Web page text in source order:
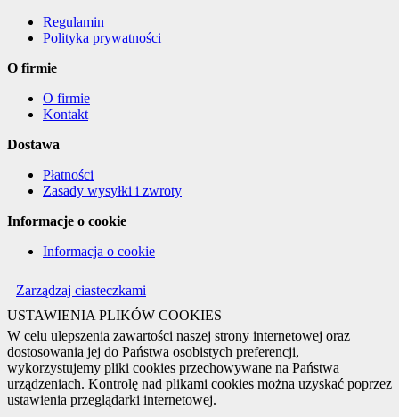
Regulamin
Polityka prywatności
O firmie
O firmie
Kontakt
Dostawa
Płatności
Zasady wysyłki i zwroty
Informacje o cookie
Informacja o cookie
Zarządzaj ciasteczkami
USTAWIENIA PLIKÓW COOKIES
W celu ulepszenia zawartości naszej strony internetowej oraz
dostosowania jej do Państwa osobistych preferencji,
wykorzystujemy pliki cookies przechowywane na Państwa
urządzeniach. Kontrolę nad plikami cookies można uzyskać poprzez
ustawienia przeglądarki internetowej.